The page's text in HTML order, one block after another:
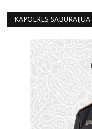
KAPOLRES SABURAIJUA